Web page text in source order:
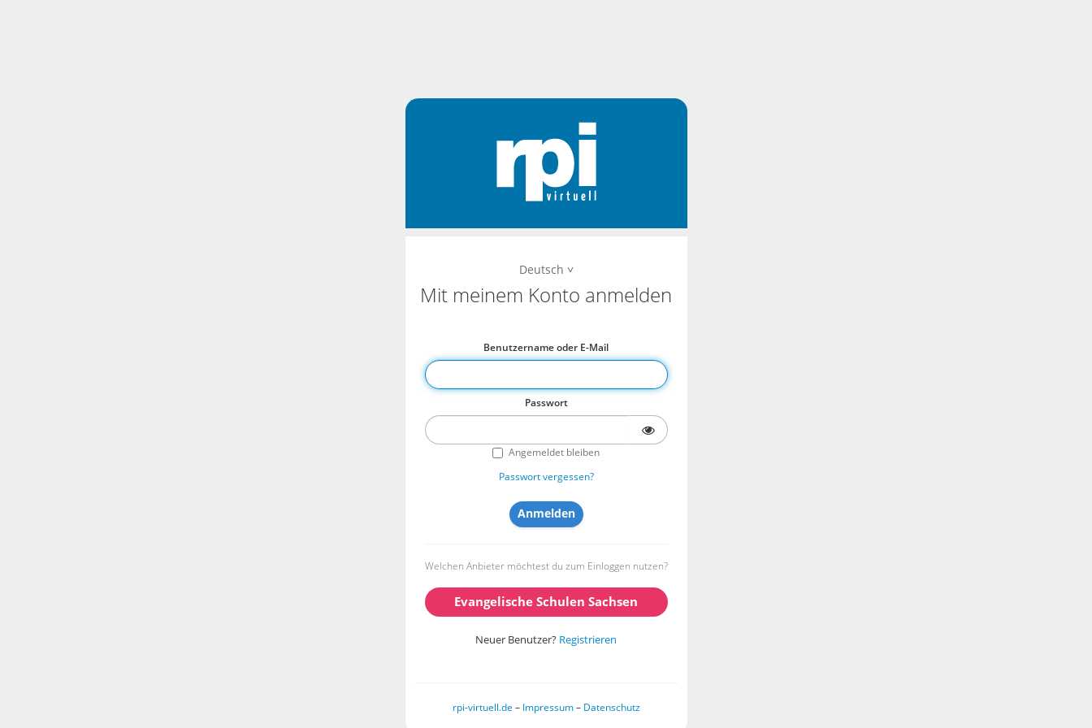
Deutsch
Mit meinem Konto anmelden
Benutzername oder E-Mail
Passwort
Angemeldet bleiben
Passwort vergessen?
Welchen Anbieter möchtest du zum Einloggen nutzen?
Evangelische Schulen Sachsen
Neuer Benutzer? Registrieren
rpi-virtuell.de – Impressum – Datenschutz